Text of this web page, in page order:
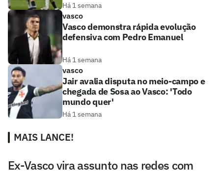
Há 1 semana
vasco
Vasco demonstra rápida evolução
defensiva com Pedro Emanuel
Há 1 semana
vasco
Jair avalia disputa no meio-campo e
chegada de Sosa ao Vasco: 'Todo
mundo quer'
Há 1 semana
MAIS LANCE!
Ex-Vasco vira assunto nas redes com